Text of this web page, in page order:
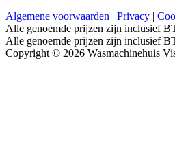
Algemene voorwaarden | Privacy |
Alle genoemde prijzen zijn inclusief
Alle genoemde prijzen zijn inclusief
Copyright © 2026 Wasmachinehuis